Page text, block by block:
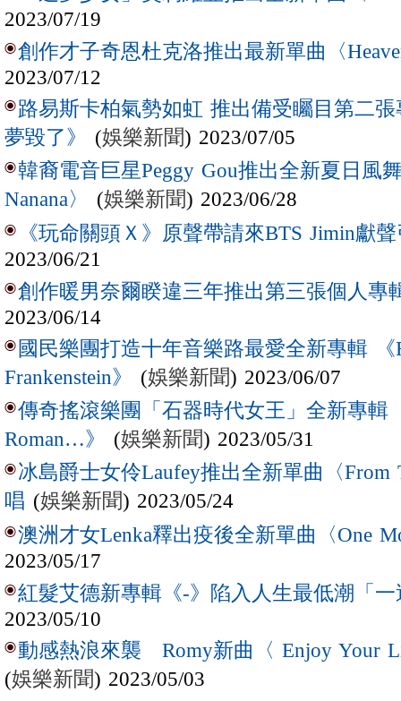
2023/07/19
創作才子奇恩杜克洛推出最新單曲〈
2023/07/12
路易斯卡柏氣勢如虹 推出備受矚目第二
夢毀了》
(娛樂新聞) 2023/07/05
韓裔電音巨星Peggy Gou推出全新夏日風
Nanana〉
(娛樂新聞) 2023/06/28
《玩命關頭Ｘ》原聲帶請來BTS Jimin獻
2023/06/21
創作暖男奈爾睽違三年推出第三張個人專
2023/06/14
國民樂團打造十年音樂路最愛全新專輯 《
Frankenstein》
(娛樂新聞) 2023/06/07
傳奇搖滾樂團「石器時代女王」全新專輯
Roman…》
(娛樂新聞) 2023/05/31
冰島爵士女伶Laufey推出全新單曲〈From
唱 (娛樂新聞) 2023/05/24
澳洲才女Lenka釋出疫後全新單曲〈One
2023/05/17
紅髮艾德新專輯《-》陷入人生最低潮「
2023/05/10
動感熱浪來襲 Romy新曲〈 Enjoy Your
(娛樂新聞) 2023/05/03